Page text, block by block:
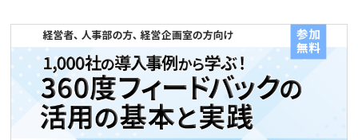
HRコラム
お知らせ
会社情報